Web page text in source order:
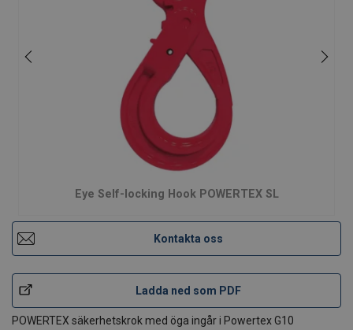
Eye Self-locking Hook POWERTEX SL
Kontakta oss
Ladda ned som PDF
POWERTEX säkerhetskrok med öga ingår i Powertex G10